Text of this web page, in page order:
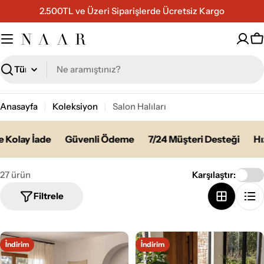
geç
2.500TL ve Üzeri Siparişlerde Ücretsiz Kargo
Ara
Anasayfa Koleksiyon Salon Halıları
İade Güvenli Ödeme 7/24 Müşteri Desteği
27 ürün
Filtrele
Karşılaştır:
İndirim İndirim